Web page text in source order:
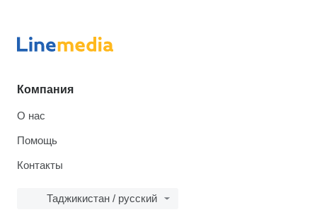
Компания
О нас
Помощь
Контакты
Таджикистан / русский